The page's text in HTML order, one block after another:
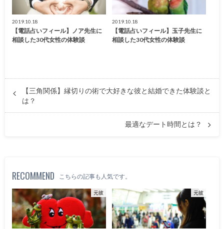
2019.10.18
【電話占いフィール】ノア先生に
相談した30代女性の体験談
2019.10.18
【電話占いフィール】玉子先生に
相談した30代女性の体験談
【三角関係】縁切りの術で大好きな彼と結婚できた体験談と
は？
最適なデート時間とは？
RECOMMEND こちらの記事も人気です。
元彼 元彼